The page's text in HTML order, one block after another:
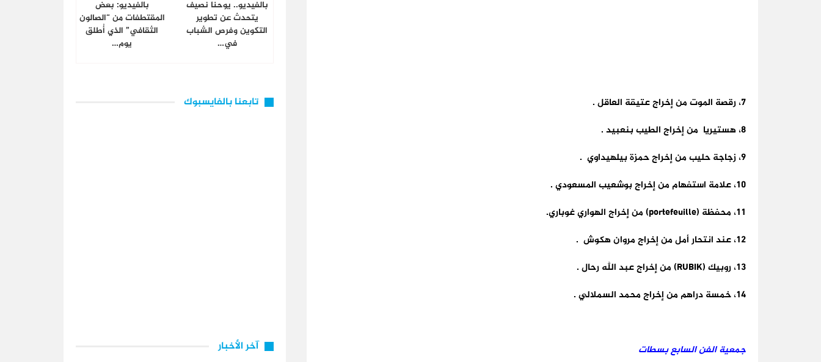
7، رقصة الموت من إخراج عتيقة العاقل .
8، هستيريا من إخراج الطيب بنعبيد .
9، زجاجة حليب من إخراج حمزة بيلهيداوي .
10، علامة استفهام من إخراج بوشعيب المسعودي .
11، محفظة (portefeuille) من إخراج الهواري غوباري.
12، عند انتحار أمل من إخراج مروان هكوش .
13، روبيك (RUBIK) من إخراج عبد الله رحال .
14، خمسة دراهم من إخراج محمد السملالي .
جمعية الفن السابع بسطات
بالفيديو.. يوحنا نصيف
يتحدث عن تطوير
التكوين وفرص الشباب
في…
بالفيديو: بعض
المقتطفات من “الصالون
الثقافي” الذي أُطلق
يوم…
تابعنا بالفايسبوك
آخر الأخبار